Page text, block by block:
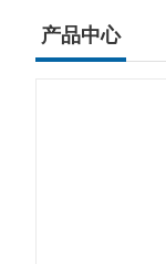
产品中心